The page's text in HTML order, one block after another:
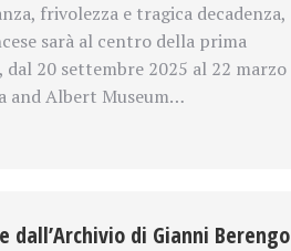
frivolezza e tragica decadenza,
sarà al centro della prima
20 settembre 2025 al 22 marzo
and Albert Museum…
di Gianni Berengo